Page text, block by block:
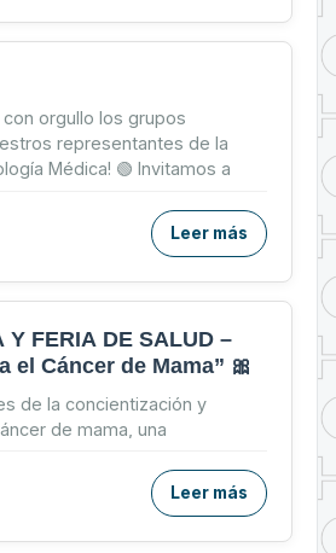
con orgullo los grupos
representantes de la
Médica! 🟢 Invitamos a
Leer más
Y FERIA DE SALUD –
el Cáncer de Mama” 🎀
de la concientización y
de mama, una
vidas....
Leer más